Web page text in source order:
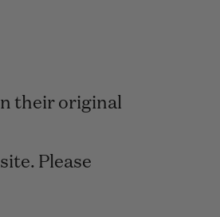
their original
Please